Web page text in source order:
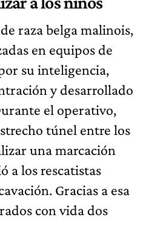
raza belga malinois,
en equipos de
su inteligencia,
y desarrollado
el operativo,
túnel entre los
una marcación
a los rescatistas
Gracias a esa
con vida dos